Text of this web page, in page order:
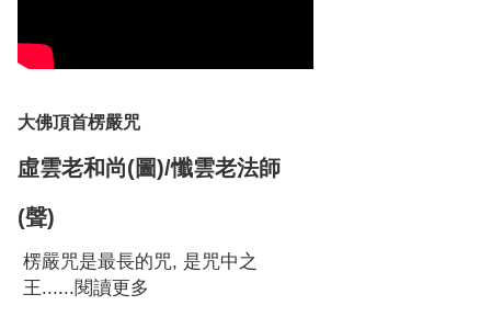
大佛頂首楞嚴咒
虛雲老和尚(圖)/懺雲老法師
(聲)
楞嚴咒是最長的咒, 是咒中之
王......閱讀更多